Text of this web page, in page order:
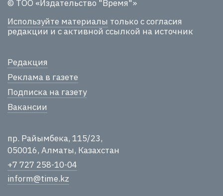
© ТОО «Издательство "Время"»
Используйте материалы только с согласия
редакции и с активной ссылкой на источник
Редакция
Реклама в газете
Подписка на газету
Вакансии
пр. Райымбека, 115/23,
050016, Алматы, Казахстан
+7 727 258-10-04
inform@time.kz